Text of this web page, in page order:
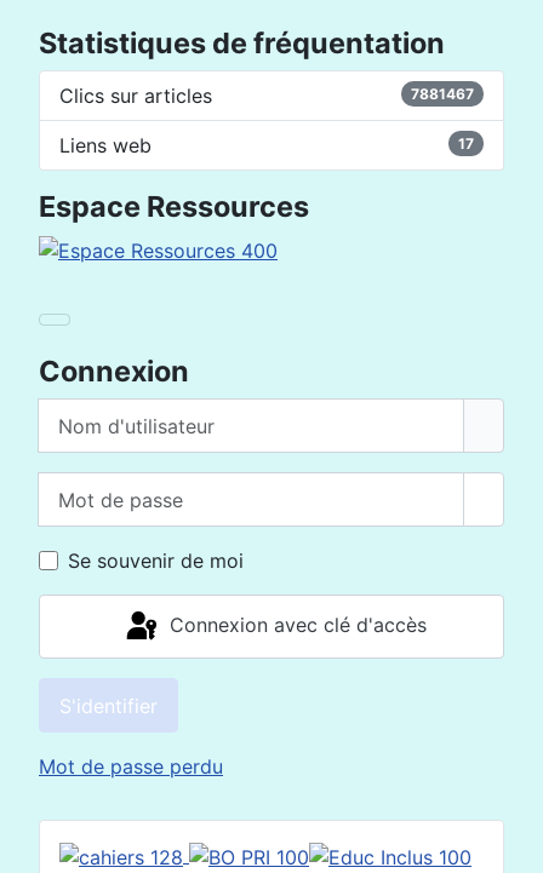
Espace Ressources
Connexion
Se souvenir de moi
Connexion avec clé d'accès
S'identifier
Mot de passe perdu
Statistiques de fréquentation
Clics sur articles 7881467
Liens web 17